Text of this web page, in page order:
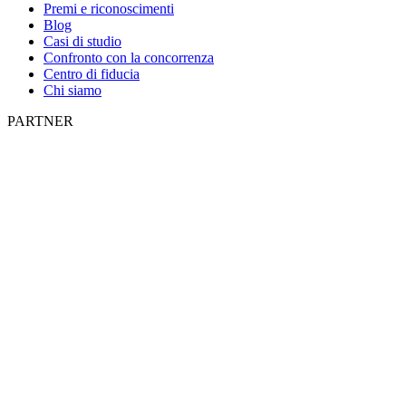
Premi e riconoscimenti
Blog
Casi di studio
Confronto con la concorrenza
Centro di fiducia
Chi siamo
PARTNER